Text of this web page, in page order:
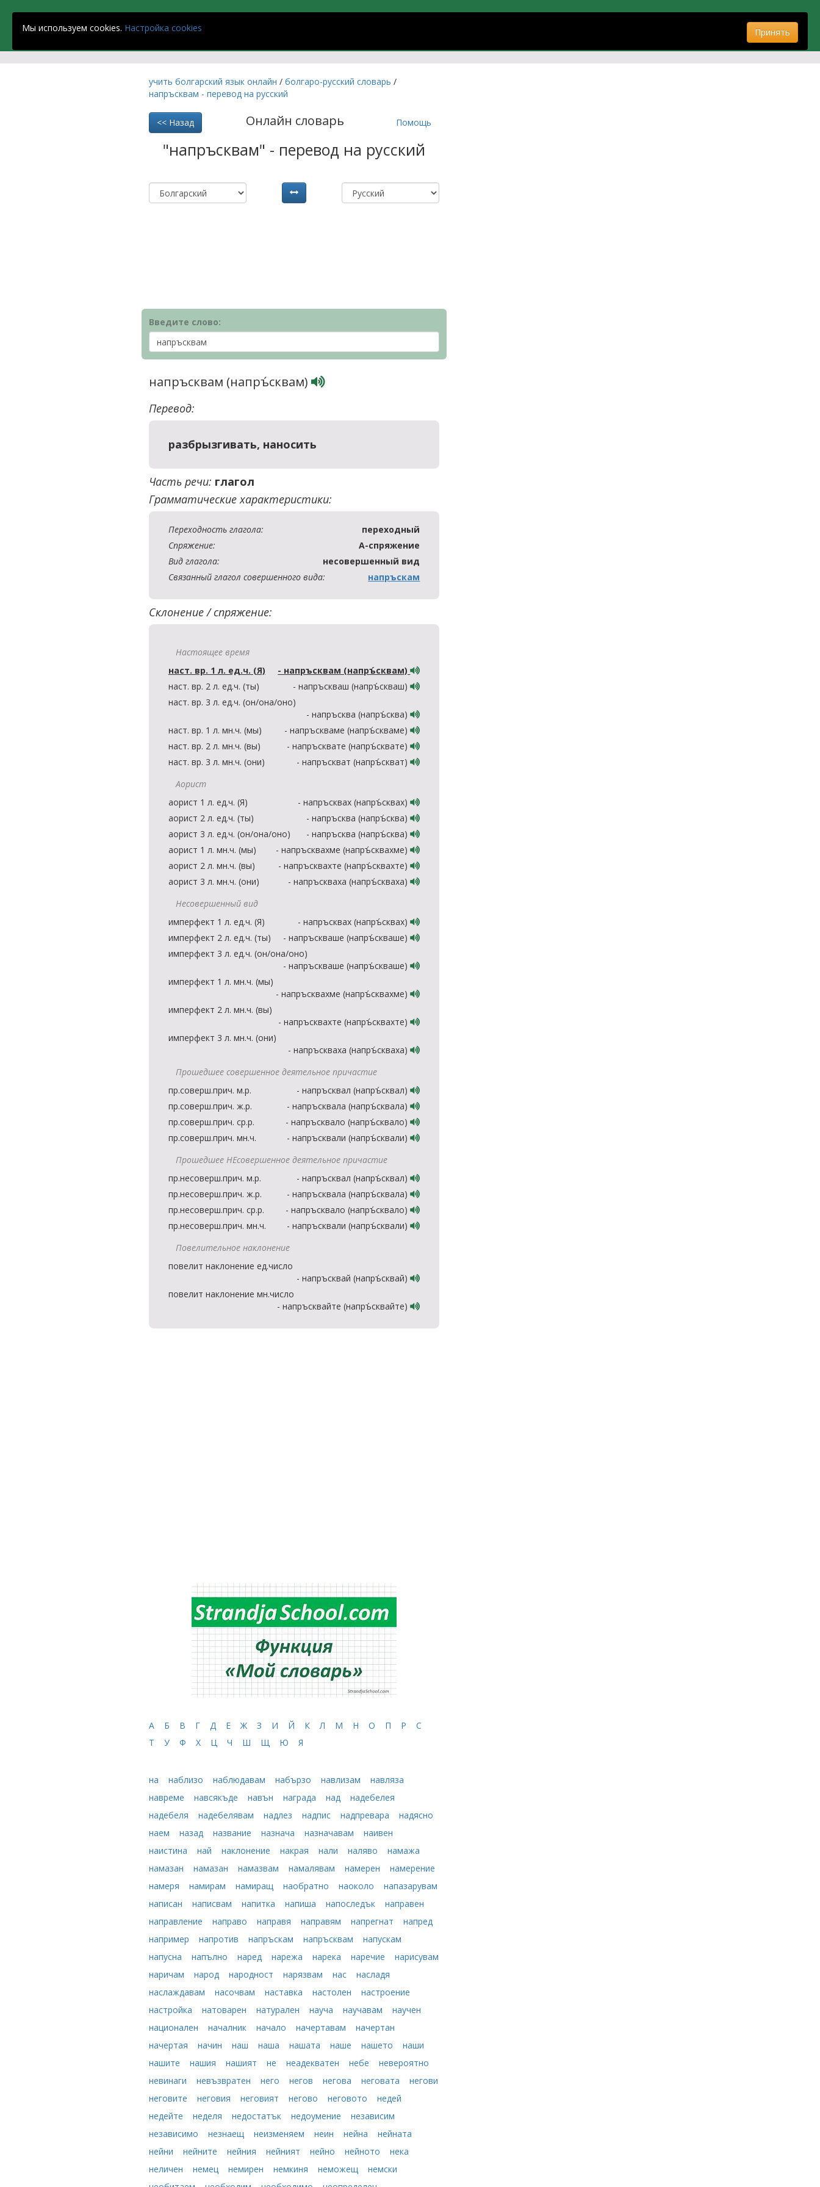
Strandja School
учить болгарский язык онлайн / болгаро-русский словарь /
напръсквам - перевод на русский
<< Назад Онлайн словарь Помощь
"напръсквам" - перевод на русский
Введите слово:
напръсквам (напръ́сквам)
Перевод:
разбрызгивать, наносить
Часть речи: глагол
Грамматические характеристики:
Переходность глагола:
переходный
Спряжение:
А-спряжение
Вид глагола:
несовершенный вид
Связанный глагол совершенного вида:
напръскам
Склонение / спряжение:
Настоящее время
наст. вр. 1 л. ед.ч. (Я)
- напръсквам (напръ́сквам)
наст. вр. 2 л. ед.ч. (ты)
- напръскваш (напръ́скваш)
наст. вр. 3 л. ед.ч. (он/она/оно)
- напръсква (напръ́сква)
наст. вр. 1 л. мн.ч. (мы)
- напръскваме (напръ́скваме)
наст. вр. 2 л. мн.ч. (вы)
- напръсквате (напръ́сквате)
наст. вр. 3 л. мн.ч. (они)
- напръскват (напръ́скват)
Аорист
аорист 1 л. ед.ч. (Я)
- напръсквах (напръ́сквах)
аорист 2 л. ед.ч. (ты)
- напръсква (напръ́сква)
аорист 3 л. ед.ч. (он/она/оно)
- напръсква (напръ́сква)
аорист 1 л. мн.ч. (мы)
- напръсквахме (напръ́сквахме)
аорист 2 л. мн.ч. (вы)
- напръсквахте (напръ́сквахте)
аорист 3 л. мн.ч. (они)
- напръскваха (напръ́скваха)
Несовершенный вид
имперфект 1 л. ед.ч. (Я)
- напръсквах (напръ́сквах)
имперфект 2 л. ед.ч. (ты)
- напръскваше (напръ́скваше)
имперфект 3 л. ед.ч. (он/она/оно)
- напръскваше (напръ́скваше)
имперфект 1 л. мн.ч. (мы)
- напръсквахме (напръ́сквахме)
имперфект 2 л. мн.ч. (вы)
- напръсквахте (напръ́сквахте)
имперфект 3 л. мн.ч. (они)
- напръскваха (напръ́скваха)
Прошедшее совершенное деятельное причастие
пр.соверш.прич. м.р.
- напръсквал (напръ́сквал)
пр.соверш.прич. ж.р.
- напръсквала (напръ́сквала)
пр.соверш.прич. ср.р.
- напръсквало (напръ́сквало)
пр.соверш.прич. мн.ч.
- напръсквали (напръ́сквали)
Прошедшее НЕсовершенное деятельное причастие
пр.несоверш.прич. м.р.
- напръсквал (напръ́сквал)
пр.несоверш.прич. ж.р.
- напръсквала (напръ́сквала)
пр.несоверш.прич. ср.р.
- напръсквало (напръ́сквало)
пр.несоверш.прич. мн.ч.
- напръсквали (напръ́сквали)
Повелительное наклонение
повелит наклонение ед.число
- напръсквай (напръ́сквай)
повелит наклонение мн.число
- напръсквайте (напръ́сквайте)
А Б В Г Д Е Ж З И Й К Л М Н О П Р
С
Т
У Ф Х Ц Ч Ш Щ Ю Я
на наблизо наблюдавам набързо навлизам
навляза
навреме
навсякъде навън награда над
надебелея
надебеля
надебелявам надлез надпис надпревара
надясно
наем
назад название назнача назначавам
наивен
наистина
най наклонение накрая нали наляво
намажа
намазан
намазан намазвам намалявам намерен
намерение
намеря
намирам намиращ наобратно наоколо
напазарувам
написан
написвам напитка напиша напоследък
направен
направление
направо направя направям напрегнат
напред
например
напротив напръскам напръсквам
напускам
напусна
напълно наред нарежа нарека наречие
нарисувам
наричам
народ народност нарязвам нас
насладя
наслаждавам
насочвам наставка настолен
настроение
настройка
натоварен натурален науча научавам
научен
национален
началник начало начертавам
начертан
начертая
начин наш наша нашата наше нашето
наши
нашите
нашия нашият не неадекватен небе
невероятно
невинаги
невъзвратен него негов негова неговата
негови
неговите
неговия неговият негово неговото
недей
недейте
неделя недостатък недоумение
независим
независимо
незнаещ неизменяем неин нейна
нейната
нейни
нейните нейния нейният нейно нейното
нека
неличен
немец немирен немкиня неможещ
немски
Мы используем cookies. Настройка cookies Принять